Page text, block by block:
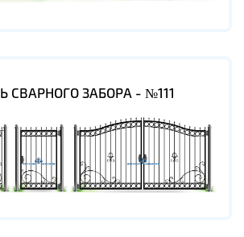
СВАРНОГО ЗАБОРА - №111